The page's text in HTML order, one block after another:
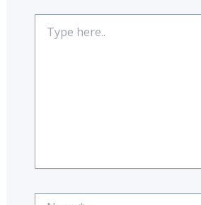
here..